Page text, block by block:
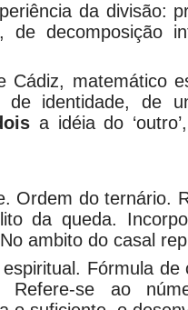
da divisão:
de decomposição
Cádiz, matemático
de identidade, de
a idéia do
Ordem do ternário.
da queda.
ambito do casal
Fórmula
Refere-se ao